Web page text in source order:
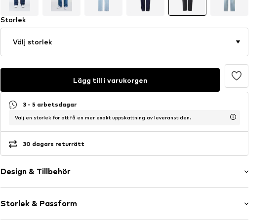
Storlek
Välj storlek
Lägg till i varukorgen
3 - 5 arbetsdagar
Välj en storlek för att få en mer exakt uppskattning av leveranstiden.
30 dagars returrätt
Design & Tillbehör
Jeans
Rinsed/dark washed
Storlek & Passform